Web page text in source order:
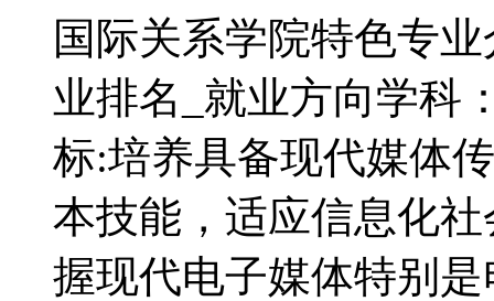
国际关系学院特色专
业排名_就业方向学科
标:培养具备现代媒体
本技能，适应信息化
握现代电子媒体特别